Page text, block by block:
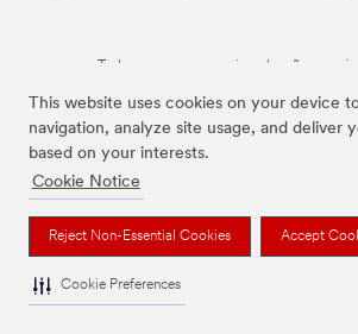
This website uses cookies on your device
navigation, analyze site usage, and deliver
based on your interests.
Cookie Notice
Reject Non-Essential Cookies Accept
Cookie Preferences
Todas as marcas mencionadas são